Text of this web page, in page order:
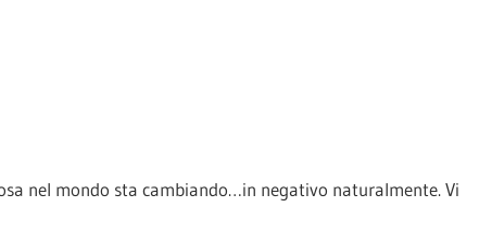
nel mondo sta cambiando…in negativo naturalmente. Vi